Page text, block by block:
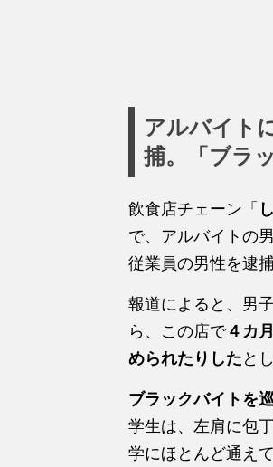
アルバイト
捕。「ブラ
飲食店チェーン「
で、アルバイトの
従業員の男性を逮
報道によると、男
ら、この店で４カ
められたりした と
ブラックバイトを
学生は、左肩に包
学にほとんど通え